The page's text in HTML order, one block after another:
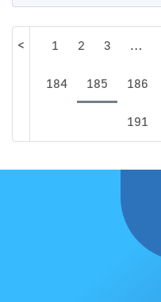
< 1 2 3 …
184 185 186
191